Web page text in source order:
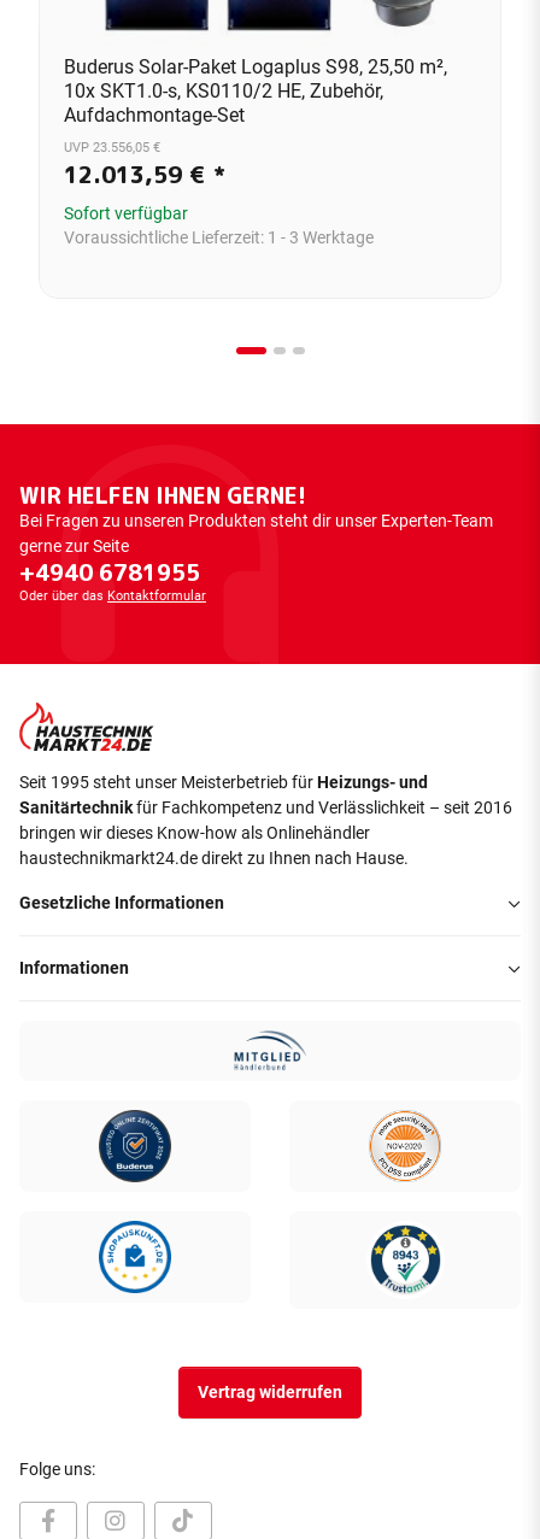
Buderus Solar-Paket Logaplus S98, 25,50 m²,
10x SKT1.0-s, KS0110/2 HE, Zubehör,
Aufdachmontage-Set
UVP 23.556,05 €
12.013,59 € *
Sofort verfügbar
Voraussichtliche Lieferzeit: 1 - 3 Werktage
WIR HELFEN IHNEN GERNE!
Bei Fragen zu unseren Produkten steht dir unser Experten-Team
gerne zur Seite
+4940 6781955
Oder über das Kontaktformular
Seit 1995 steht unser Meisterbetrieb fürHeizungs- und
Sanitärtechnikfür Fachkompetenz und Verlässlichkeit – seit 2016
bringen wir dieses Know-how als Onlinehändler
haustechnikmarkt24.de direkt zu Ihnen nach Hause.
Gesetzliche Informationen
Informationen
Vertrag widerrufen
Folge uns: